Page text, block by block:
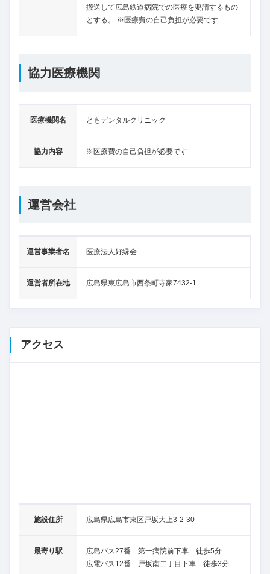
搬送して広島鉄道病院での医療を要請するもの
とする。 ※医療費の自己負担が必要です
協力医療機関
医療機関名 ともデンタルクリニック
協力内容 ※医療費の自己負担が必要です
運営会社
運営事業者名 医療法人好縁会
運営者所在地 広島県東広島市西条町寺家7432-1
アクセス
施設住所 広島県広島市東区戸坂大上3-2-30
最寄り駅
広島バス27番 第一病院前下車 徒歩5分
広電バス12番 戸坂南二丁目下車 徒歩3分